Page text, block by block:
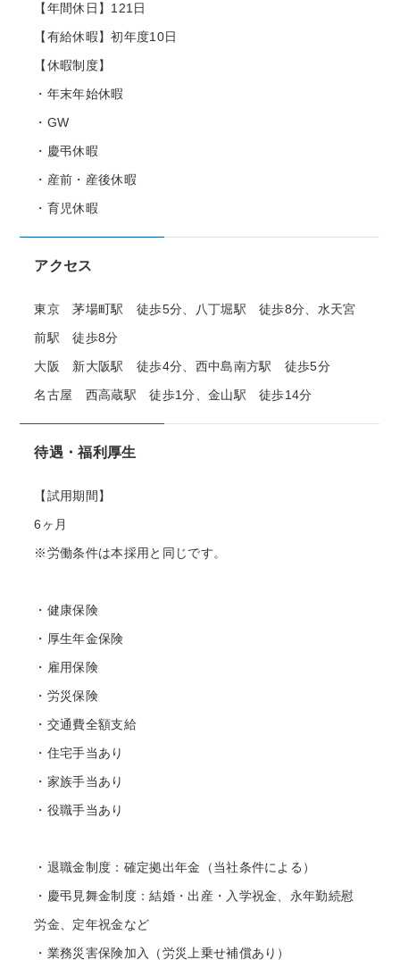
【年間休日】121日
【有給休暇】初年度10日
【休暇制度】
・年末年始休暇
・GW
・慶弔休暇
・産前・産後休暇
・育児休暇
アクセス
東京 茅場町駅 徒歩5分、八丁堀駅 徒歩8分、水天宮
前駅 徒歩8分
大阪 新大阪駅 徒歩4分、西中島南方駅 徒歩5分
名古屋 西高蔵駅 徒歩1分、金山駅 徒歩14分
待遇・福利厚生
【試用期間】
6ヶ月
※労働条件は本採用と同じです。
・健康保険
・厚生年金保険
・雇用保険
・労災保険
・交通費全額支給
・住宅手当あり
・家族手当あり
・役職手当あり
・退職金制度：確定拠出年金（当社条件による）
・慶弔見舞金制度：結婚・出産・入学祝金、永年勤続慰
労金、定年祝金など
・業務災害保険加入（労災上乗せ補償あり）